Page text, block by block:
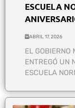
ESCUELA
ABRIL 17, 2026
EL GOBIERNO
ENTREGÓ UN
ESCUELA